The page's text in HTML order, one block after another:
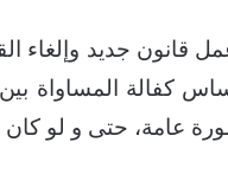
قانون جديد وإلغاء
كفالة المساواة
عامة، حتى و لو